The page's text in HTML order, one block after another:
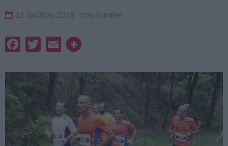
21 Ιουλίου 2016 του Runner
FacebookTwitterEmail